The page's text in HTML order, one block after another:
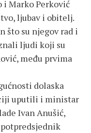
i Marko Perković
ljubav i obitelj.
što su njegov rad i
ljudi koji su
među prvima
dolaska
uputili i ministar
Ivan Anušić,